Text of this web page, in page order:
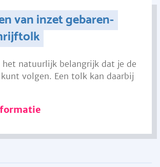
van inzet gebaren-
het natuurlijk belangrijk dat je de
kunt volgen. Een tolk kan daarbij